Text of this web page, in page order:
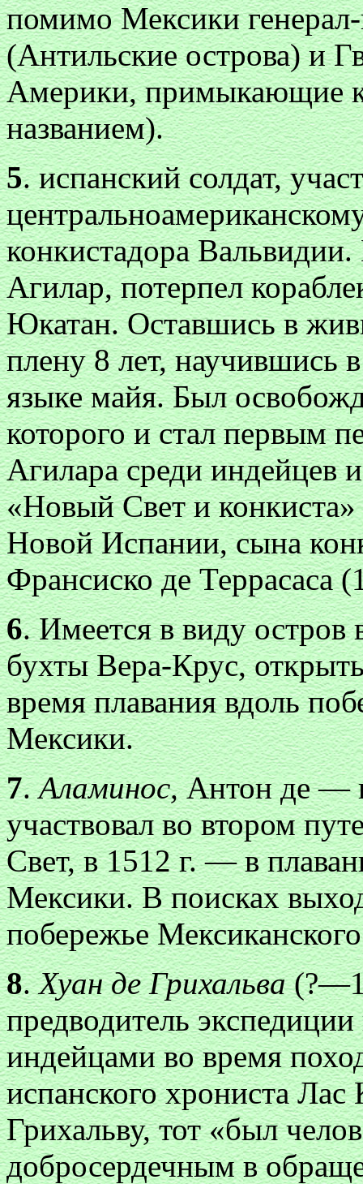
помимо Мексики
(Антильские острова) и
Америки, примыкающие к
названием).
5. испанский солдат,
конкистадора
Агилар, потерпел
Юкатан. Оставшись в
плену 8 лет, научившись
языке майя. Был
которого и стал первым
Агилара среди индейцев
«Новый Свет и
Новой Испании, сына
Франсиско де Террасаса
6. Имеется в виду остров
бухты Вера-Крус,
время плавания вдоль
Мексики.
7.Аламинос,Антон де —
участвовал во втором
Свет, в 1512 г. — в
Мексики. В поисках
побережье
8.Хуан де Грихальва
предводитель
индейцами во время
испанского хрониста Лас
Грихальву, тот «был
добросердечным в